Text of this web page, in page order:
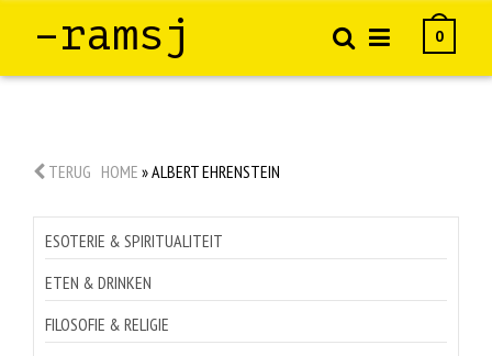
–ramsj 0
TERUG HOME »ALBERT EHRENSTEIN
ESOTERIE & SPIRITUALITEIT
ETEN & DRINKEN
FILOSOFIE & RELIGIE